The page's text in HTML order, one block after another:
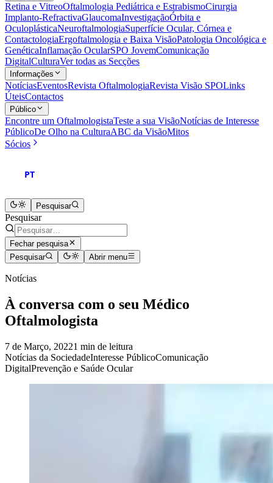
Retina e VitreoOftalmologia Pediátrica e EstrabismoCirurgia
Implanto-RefractivaGlaucomaInvestigaçãoÓrbita e
OculoplásticaNeuroftalmologiaSuperfície Ocular, Córnea e
ContactologiaErgoftalmologia e Baixa VisãoPatologia Oncológica e
GenéticaInflamação OcularSPO JovemComunicação
DigitalCulturaVer todas as Secções
Informações
NotíciasEventosRevista OftalmologiaRevista Visão SPOLinks
ÚteisContactos
Público
Encontre um OftalmologistaTeste a sua VisãoNotícias de Interesse
PúblicoDe Olho na CulturaABC da VisãoMitos
Sócios
PT
Pesquisar
Pesquisar
Fechar pesquisa
Pesquisar
Abrir menu
Notícias
À conversa com o seu Médico
Oftalmologista
7 de Março, 20221 min de leitura
Notícias da SociedadeInteresse PúblicoComunicação
DigitalPrevenção e Saúde Ocular